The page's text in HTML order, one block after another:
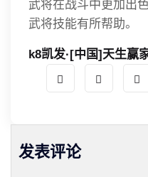
武将在战斗中更加出
武将技能有所帮助。
k8凯发·[中国]天生赢
发表评论